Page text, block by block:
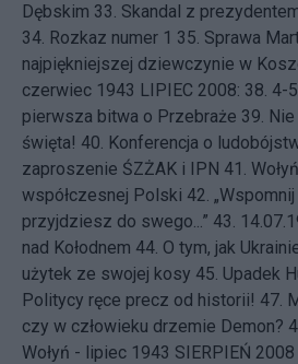
Dębskim 33. Skandal z
34. Rozkaz numer 1 35. Sprawa
najpiękniejszej dziewczynie w
czerwiec 1943 LIPIEC 2008: 38. 4-
pierwsza bitwa o Przebraże 39.
święta! 40. Konferencja o
zaproszenie ŚZŻAK i IPN 41.
współczesnej Polski 42.
przyjdziesz do swego...” 43.
nad Kołodnem 44. O tym, jak
użytek ze swojej kosy 45. Upadek
Politycy ręce precz od historii! 47.
czy w człowieku drzemie Demon?
Wołyń - lipiec 1943 SIERPIEŃ 2008